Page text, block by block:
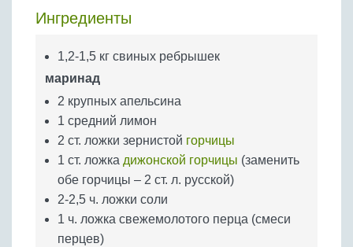
Крупы
Ингредиенты
1,2-1,5 кг свиных ребрышек
маринад
2 крупных апельсина
1 средний лимон
2 ст. ложки зернистой горчицы
1 ст. ложка дижонской горчицы (заменить
обе горчицы – 2 ст. л. русской)
2-2,5 ч. ложки соли
1 ч. ложка свежемолотого перца (смеси
перцев)